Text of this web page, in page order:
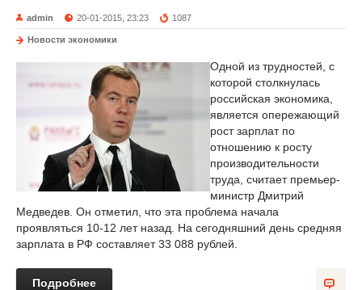
admin 20-01-2015, 23:23 1087
Новости экономики
Одной из трудностей, с
которой столкнулась
российская экономика,
является опережающий
рост зарплат по
отношению к росту
производительности
труда, считает премьер-
министр Дмитрий
Медведев. Он отметил, что эта проблема начала
проявляться 10-12 лет назад. На сегодняшний день средняя
зарплата в РФ составляет 33 088 рублей.
Подробнее